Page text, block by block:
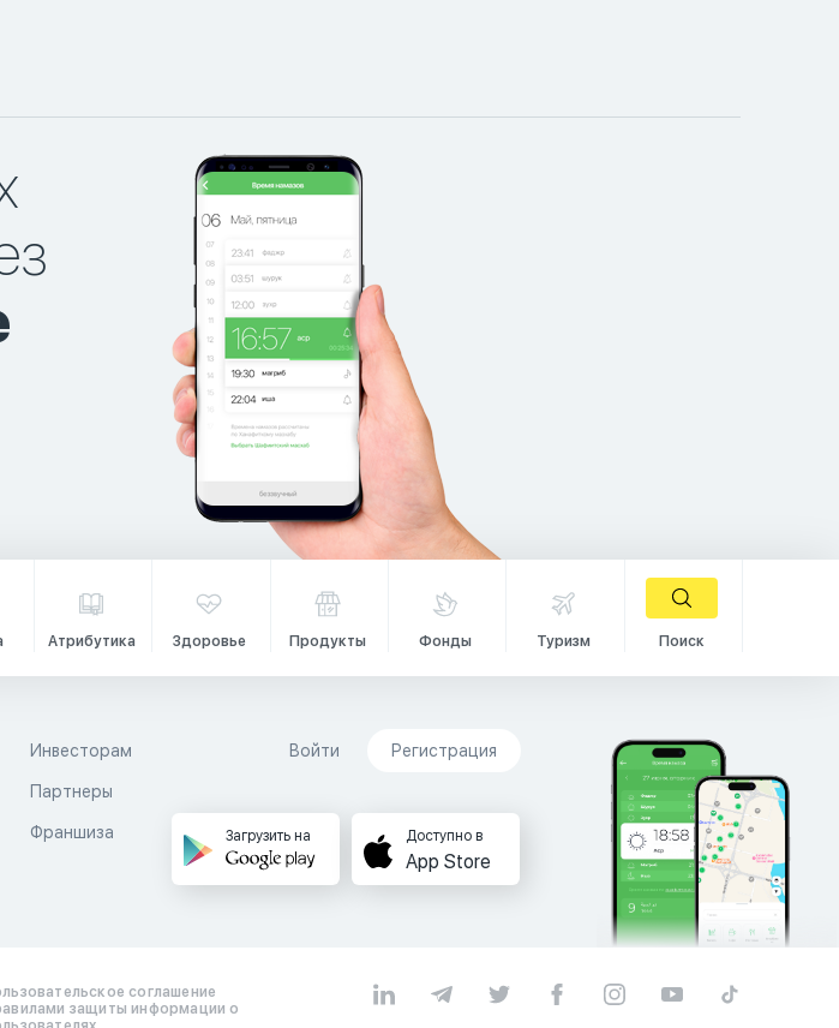
Атрибутика Здоровье Продукты Фонды Туризм Поиск
Инвесторам
Партнеры
Франшиза
Войти Регистрация
Загрузить на Доступно в
App Store
соглашение
защиты информации о